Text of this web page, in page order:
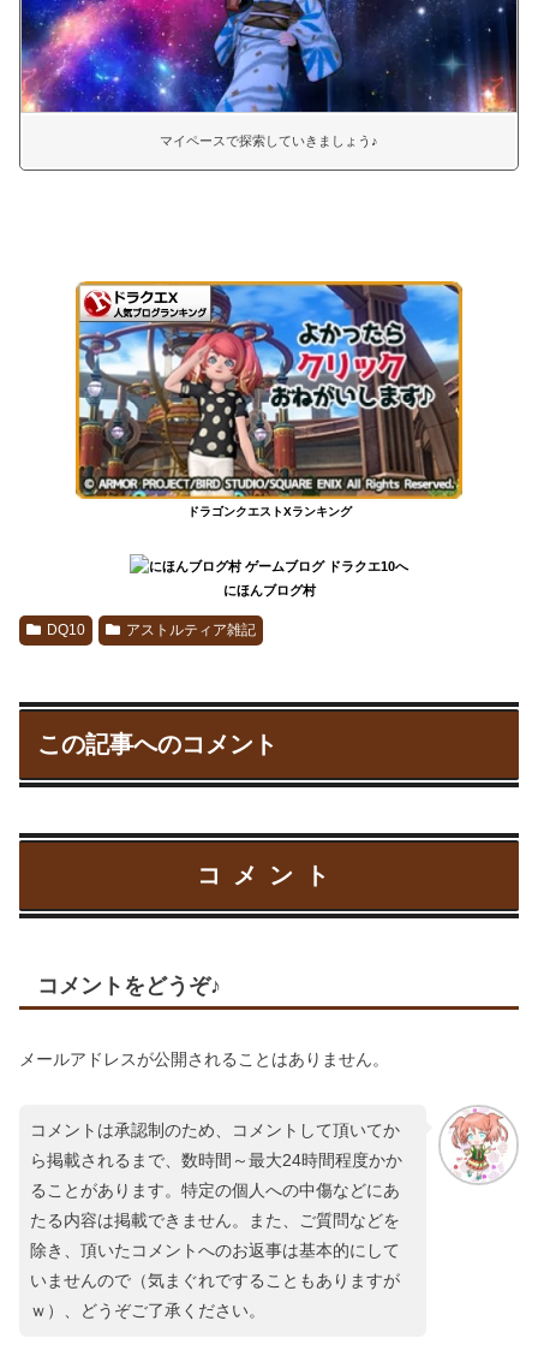
マイペースで探索していきましょう♪
ドラゴンクエストXランキング
にほんブログ村
DQ10 アストルティア雑記
この記事へのコメント
コメント
コメントをどうぞ♪
メールアドレスが公開されることはありません。
コメントは承認制のため、コメントして頂いてか
ら掲載されるまで、数時間～最大24時間程度かか
ることがあります。特定の個人への中傷などにあ
たる内容は掲載できません。また、ご質問などを
除き、頂いたコメントへのお返事は基本的にして
いませんので（気まぐれですることもありますが
ｗ）、どうぞご了承ください。